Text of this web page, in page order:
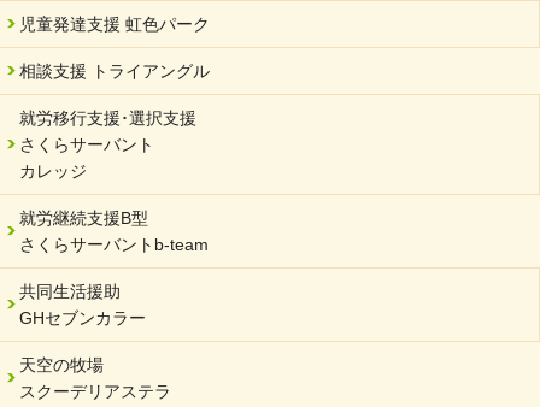
を開催しました。
2024/02/20
2024/02/02
岐阜県 ワーク・ライフ・バランス推進エクセレント企業認定
2024/01/15
令和6年能登半島地震被災者支援において
2023/12/29
年末年始のお知らせ
2023/12/18
北方支店・保護者交流会「収穫祭」
2023/11/08
児童発達支援 虹色パーク
相談支援 トライアングル
就労移行支援･選択支援
さくらサーバント
カレッジ
就労継続支援B型
さくらサーバントb-team
共同生活援助
GHセブンカラー
天空の牧場
スクーデリアステラ